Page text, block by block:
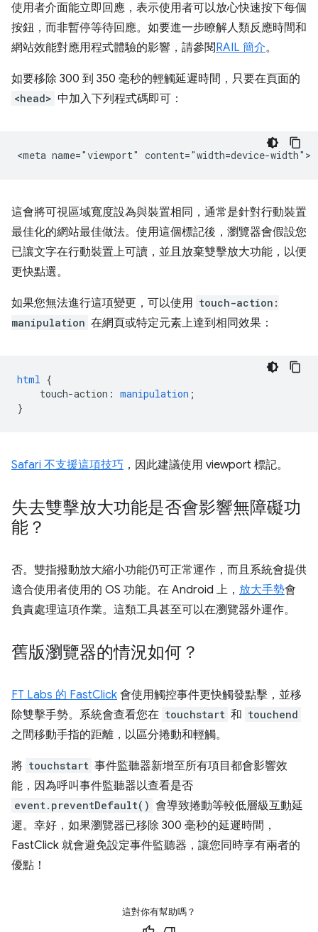
使用者介面能立即回應，表示使用者可以放心快速按下每個
按鈕，而非暫停等待回應。如要進一步瞭解人類反應時間和
網站效能對應用程式體驗的影響，請參閱RAIL 簡介。
如要移除 300 到 350 毫秒的輕觸延遲時間，只要在頁面的
<head> 中加入下列程式碼即可：
這會將可視區域寬度設為與裝置相同，通常是針對行動裝置
最佳化的網站最佳做法。使用這個標記後，瀏覽器會假設您
已讓文字在行動裝置上可讀，並且放棄雙擊放大功能，以便
更快點選。
如果您無法進行這項變更，可以使用 touch-action:
manipulation 在網頁或特定元素上達到相同效果：
html {
touch-action : manipulation ;
}
Safari 不支援這項技巧 ，因此建議使用 viewport 標記。
失去雙擊放大功能是否會影響無障礙功
能？
否。雙指撥動放大縮小功能仍可正常運作，而且系統會提供
適合使用者使用的 OS 功能。在 Android 上， 放大手勢會
負責處理這項作業。這類工具甚至可以在瀏覽器外運作。
舊版瀏覽器的情況如何？
FT Labs 的 FastClick 會使用觸控事件更快觸發點擊，並移
除雙擊手勢。系統會查看您在 touchstart 和 touchend
之間移動手指的距離，以區分捲動和輕觸。
將 touchstart 事件監聽器新增至所有項目都會影響效
能，因為呼叫事件監聽器以查看是否
event.preventDefault() 會導致捲動等較低層級互動延
遲。幸好，如果瀏覽器已移除 300 毫秒的延遲時間，
FastClick 就會避免設定事件監聽器，讓您同時享有兩者的
優點！
這對你有幫助嗎？